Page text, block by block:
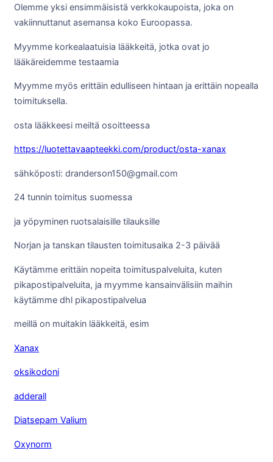
Olemme yksi ensimmäisistä verkkokaupoista, joka on
vakiinnuttanut asemansa koko Euroopassa.
Myymme korkealaatuisia lääkkeitä, jotka ovat jo
lääkäreidemme testaamia
Myymme myös erittäin edulliseen hintaan ja erittäin nopealla
toimituksella.
osta lääkkeesi meiltä osoitteessa
https://luotettavaapteekki.com/product/osta-xanax
sähköposti: dranderson150@gmail.com
24 tunnin toimitus suomessa
ja yöpyminen ruotsalaisille tilauksille
Norjan ja tanskan tilausten toimitusaika 2-3 päivää
Käytämme erittäin nopeita toimituspalveluita, kuten
pikapostipalveluita, ja myymme kansainvälisiin maihin
käytämme dhl pikapostipalvelua
meillä on muitakin lääkkeitä, esim
Xanax
oksikodoni
adderall
Diatsepam Valium
Oxynorm